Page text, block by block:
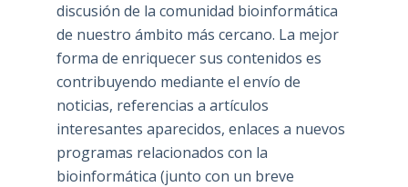
discusión de la comunidad bioinformática
de nuestro ámbito más cercano. La mejor
forma de enriquecer sus contenidos es
contribuyendo mediante el envío de
noticias, referencias a artículos
interesantes aparecidos, enlaces a nuevos
programas relacionados con la
bioinformática (junto con un breve